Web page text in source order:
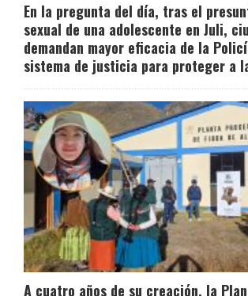
En la pregunta del día, tras el
sexual de una adolescente en Juli,
demandan mayor eficacia de la
sistema de justicia para proteger a
A cuatro años de su creación, la